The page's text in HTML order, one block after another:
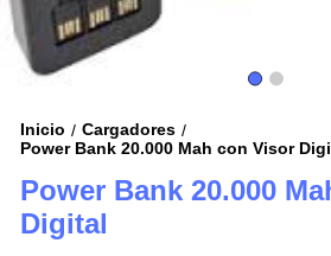
Inicio / Cargadores /
Power Bank 20.000 Mah con Visor
Power Bank 20.000
Digital